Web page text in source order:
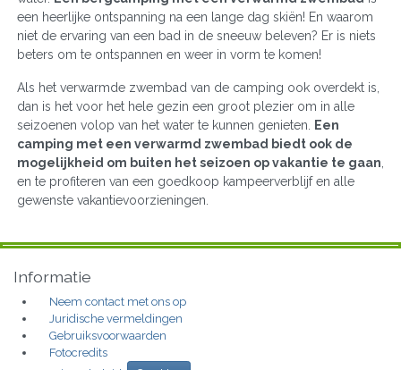
een heerlijke ontspanning na een lange dag skiën! En waarom
niet de ervaring van een bad in de sneeuw beleven? Er is niets
beters om te ontspannen en weer in vorm te komen!
Als het verwarmde zwembad van de camping ook overdekt is,
dan is het voor het hele gezin een groot plezier om in alle
seizoenen volop van het water te kunnen genieten.
Een
camping met een verwarmd zwembad biedt ook de
mogelijkheid om buiten het seizoen op vakantie te gaan
en te profiteren van een goedkoop kampeerverblijf en alle
gewenste vakantievoorzieningen.
Informatie
Neem contact met ons op
Juridische vermeldingen
Gebruiksvoorwaarden
Fotocredits